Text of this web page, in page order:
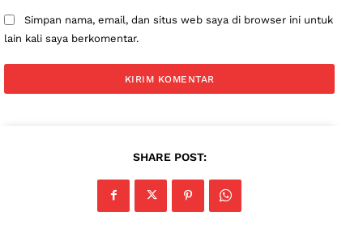
Simpan nama, email, dan situs web saya di browser ini untuk
lain kali saya berkomentar.
SHARE POST: